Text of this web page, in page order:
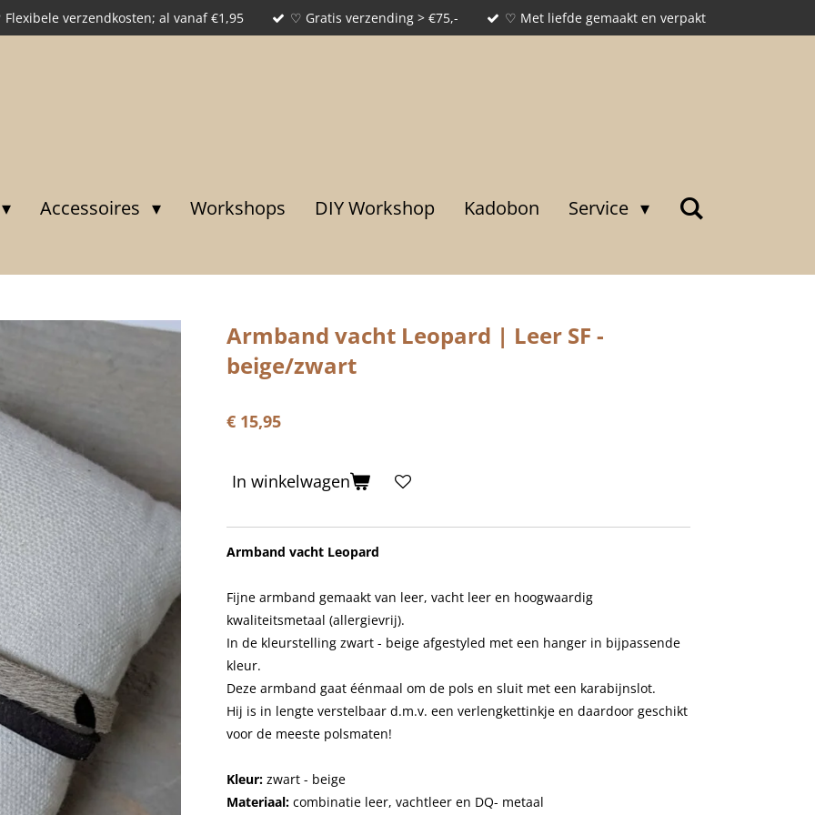
verzendkosten; al vanaf €1,95 ♡ Gratis verzending > €75,- ♡ Met liefde gemaakt en verpakt
Accessoires Workshops DIY Workshop Kadobon Service
Armband vacht Leopard | Leer SF -
beige/zwart
€ 15,95
In winkelwagen
Armband vacht Leopard
Fijne armband gemaakt van leer, vacht leer en hoogwaardig
kwaliteitsmetaal (allergievrij).
In de kleurstelling zwart - beige afgestyled met een hanger in bijpassende
kleur.
Deze armband gaat éénmaal om de pols en sluit met een karabijnslot.
Hij is in lengte verstelbaar d.m.v. een verlengkettinkje en daardoor geschikt
voor de meeste polsmaten!
Kleur: zwart - beige
Materiaal: combinatie leer, vachtleer en DQ- metaal